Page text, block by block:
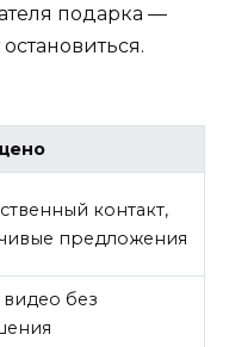
подарка —
контакт,
предложения
без